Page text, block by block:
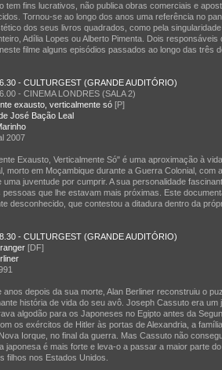
tem fins lucrativos, não publica obras comerciais e
Tornou-se ao longo dos anos uma referência no
dos seus livros quadrados, como pela
Adília Lopes ou Alberto Pimenta. Dois
filme alguns episódios passados ao longo das três
- CULTURGEST (GRANDE AUDITÓRIO)
- CINEMA LONDRES (SALA 2)
exausto, verticalmente só [P]
José Bação Leal
2007
Exausto, Verticalmente Só" é uma aproximação à
morto em Moçambique durante a Guerra Colonial,
uma juventude por cumprir. A sua personalidade
pessoas que lhe estavam mais próximas. Este
desconhecido, que contestou a ditadura dentro da
- CULTURGEST (GRANDE AUDITÓRIO)
[DF]
anos depois da sua morte, Alan Berliner reconstruiu o
história de vida do seu avô. Joseph Cassuto era um
algodão para os Japoneses no Egipto antes da
os exércitos de Hitler às portas de Alexandria, a
Iorque, no final da guerra. Mas Cassuto não
japonesa é mais forte e leva-o a passar a maior parte
filhos nos Estados Unidos.